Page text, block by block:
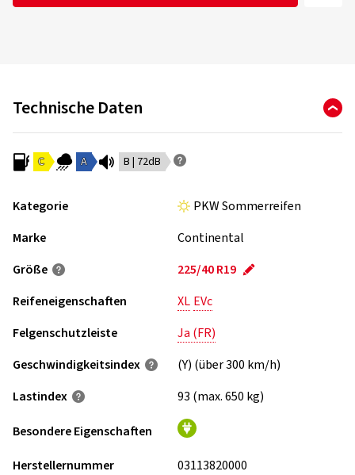
Technische Daten
C A B | 72dB
Kategorie
PKW Sommerreifen
Marke
Continental
Größe
225/40 R19
Reifeneigenschaften
XL EVc
Felgenschutzleiste
Ja (FR)
Geschwindigkeits­index
(Y) (über 300 km/h)
Lastindex
93 (max. 650 kg)
Besondere Eigenschaften
Herstellernummer
03113820000